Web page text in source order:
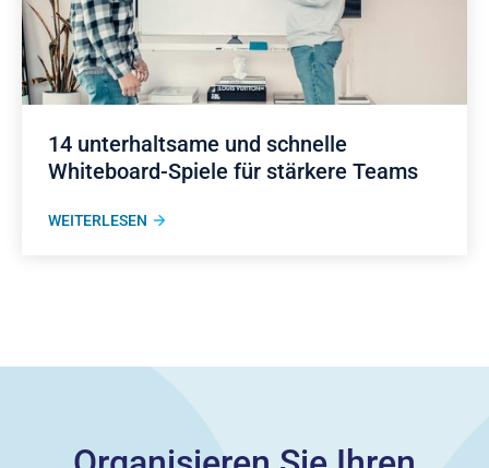
14 unterhaltsame und schnelle
Whiteboard-Spiele für stärkere Teams
WEITERLESEN